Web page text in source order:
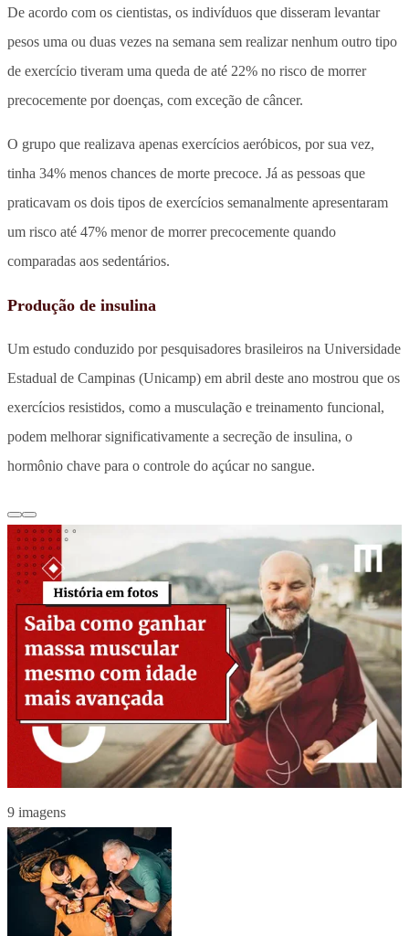
De acordo com os cientistas, os indivíduos que disseram levantar
pesos uma ou duas vezes na semana sem realizar nenhum outro tipo
de exercício tiveram uma queda de até 22% no risco de morrer
precocemente por doenças, com exceção de câncer.
O grupo que realizava apenas exercícios aeróbicos, por sua vez,
tinha 34% menos chances de morte precoce. Já as pessoas que
praticavam os dois tipos de exercícios semanalmente apresentaram
um risco até 47% menor de morrer precocemente quando
comparadas aos sedentários.
Produção de insulina
Um estudo conduzido por pesquisadores brasileiros na Universidade
Estadual de Campinas (Unicamp) em abril deste ano mostrou que os
exercícios resistidos, como a musculação e treinamento funcional,
podem melhorar significativamente a secreção de insulina, o
hormônio chave para o controle do açúcar no sangue.
9 imagens